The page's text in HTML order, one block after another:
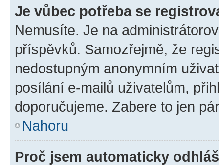
Je vůbec potřeba se
Nemusíte. Je na
příspěvků. Samozřejmě, že
nedostupným anonymním
posílání e-mailů uživatelům,
doporučujeme. Zabere to jen
Nahoru
Proč jsem automaticky